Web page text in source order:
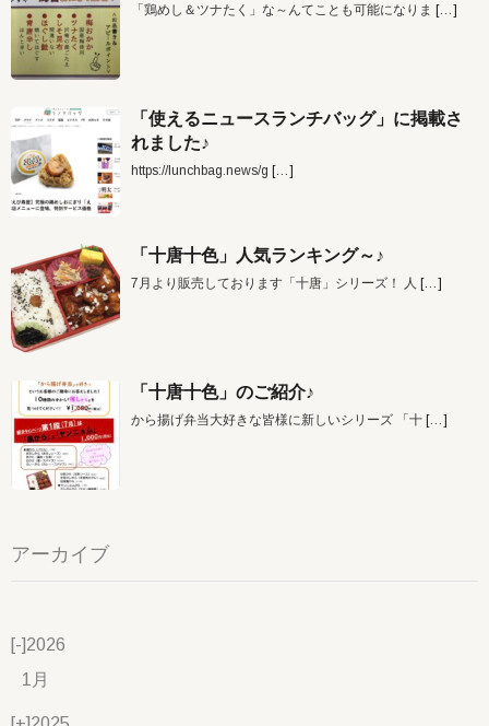
「鶏めし＆ツナたく」な～んてことも可能になりま […]
「使えるニュースランチバッグ」に掲載さ
れました♪
https://lunchbag.news/g […]
「十唐十色」人気ランキング～♪
7月より販売しております「十唐」シリーズ！ 人 […]
「十唐十色」のご紹介♪
から揚げ弁当大好きな皆様に新しいシリーズ 「十 […]
アーカイブ
[-]2026
1月